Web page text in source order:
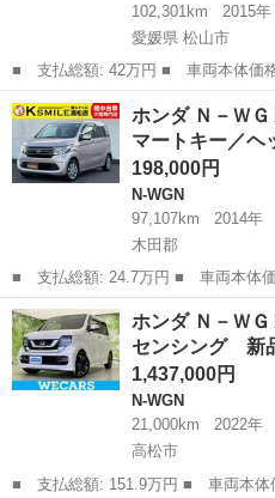
102,301km
2015年
愛媛県 松山市
■ 支払総額: 42万円 ■ 車両本体価格： 320,000 円 ■ メーカー
名： ホンダ ■ 車種名： Ｎ－Ｗ
対応１年保証 車検整備付 禁煙車
ックカメラ ＥＴ...
愛媛 松山市 N-WGN
ホンダ Ｎ－Ｗ
マートキー／
198,000円
N-WGN
97,107km
2014年
木田郡
■ 支払総額: 24.7万円 ■ 車両本体価格： 198,000 円 ■ メーカー
名： ホンダ ■ 車種名： Ｎ－Ｗ
シュスタート／スマートキー／ヘッ
ー／横滑り防...
香川 木田郡 N-WGN
ホンダ Ｎ－Ｗ
センシング 新
1,437,000円
N-WGN
21,000km
2022年
高松市
■ 支払総額: 151.9万円 ■ 車両本体価格： 1,437,000 円 ■ メーカ